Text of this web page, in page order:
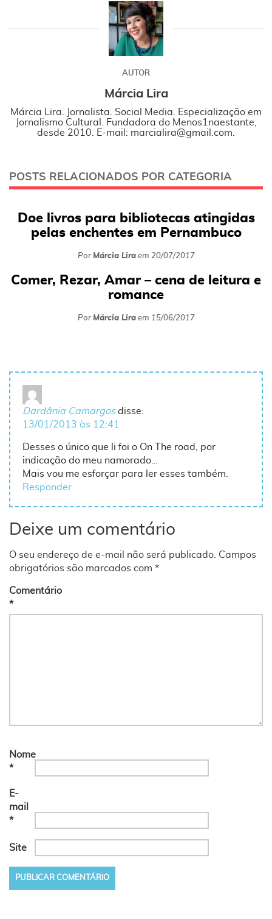
AUTOR
Márcia Lira
Márcia Lira. Jornalista. Social Media. Especialização em
Jornalismo Cultural. Fundadora do Menos1naestante,
desde 2010. E-mail: marcialira@gmail.com.
POSTS RELACIONADOS POR CATEGORIA
Doe livros para bibliotecas atingidas
pelas enchentes em Pernambuco
Por Márcia Liraem 20/07/2017
Comer, Rezar, Amar – cena de leitura e
romance
Por Márcia Liraem 15/06/2017
Dardânia Camargos disse:
13/01/2013 às 12:41
Desses o único que li foi o On The road, por
indicação do meu namorado…
Mais vou me esforçar para ler esses também.
Responder
Deixe um comentário
O seu endereço de e-mail não será publicado. Campos
obrigatórios são marcados com *
Comentário
*
Nome
*
E-
mail
*
Site